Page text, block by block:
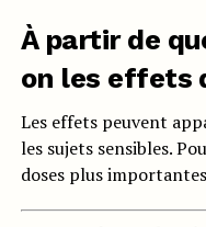
À partir de
on les effets
Les effets peuvent
les sujets sensibles.
doses plus